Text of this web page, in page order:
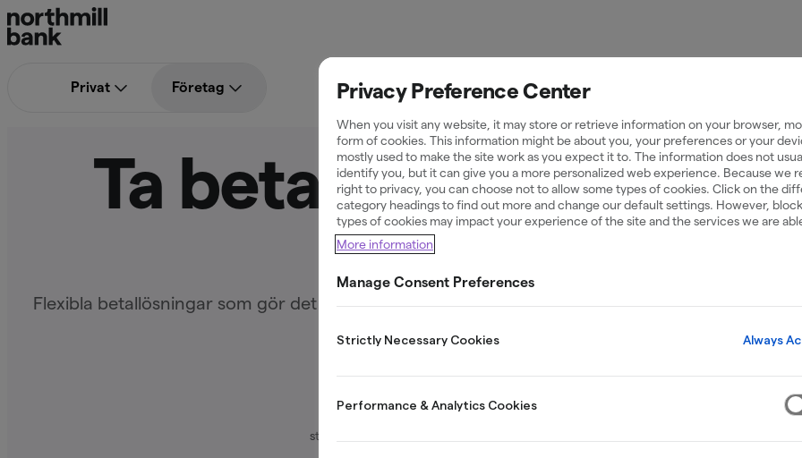
Privat Företag
Ta betalt smidigt – på
Flexibla betallösningar som gör det enkelt att hantera transaktioner, öka effektiviteten och
TrustScore beräknas baserat på alla omdömen hos Trustpilot, med beaktande av
stjärnbetyg. Northmill bjuder slumpmässigt in kunder som har kontaktat kundservice
Privacy Preference Center
When you visit any website, it may store or retrieve information on your browser,
form of cookies. This information might be about you, your preferences or your
mostly used to make the site work as you expect it to. The information does not
identify you, but it can give you a more personalized web experience. Because we
right to privacy, you can choose not to allow some types of cookies. Click on the
category headings to find out more and change our default settings. However,
types of cookies may impact your experience of the site and the services we are
More information
Manage Consent Preferences
Strictly Necessary Cookies Always
Performance & Analytics Cookies